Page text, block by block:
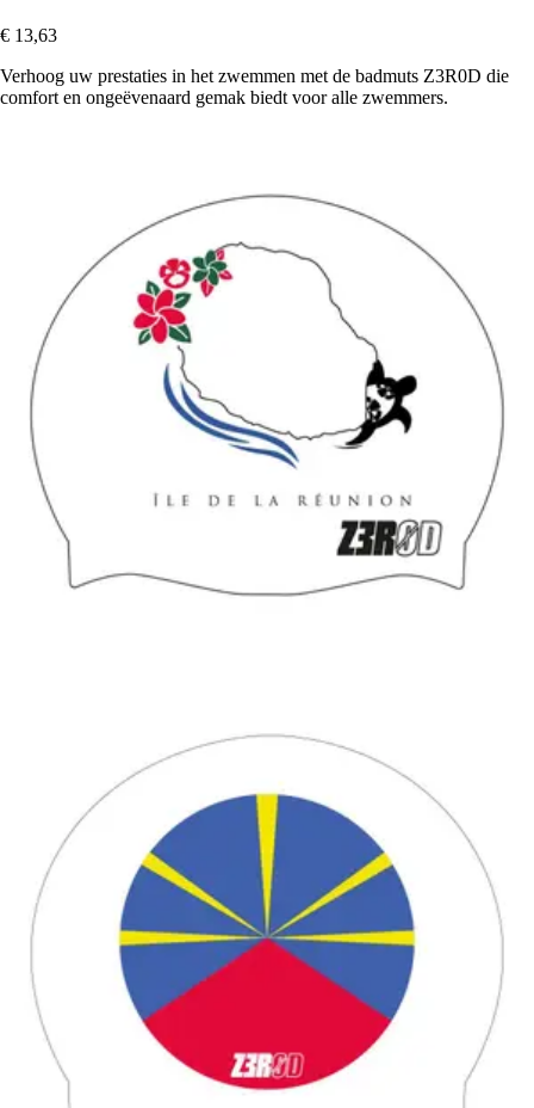
€ 13,63
Verhoog uw prestaties in het zwemmen met de badmuts Z3R0D die
comfort en ongeëvenaard gemak biedt voor alle zwemmers.